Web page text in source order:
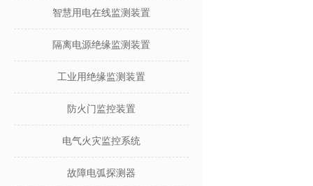
智慧用电在线监测装置
隔离电源绝缘监测装置
工业用绝缘监测装置
防火门监控装置
电气火灾监控系统
故障电弧探测器